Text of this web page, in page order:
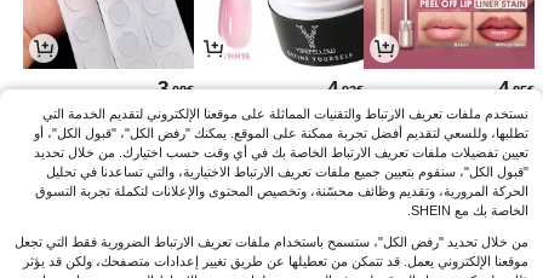
4.85€
4.93€
3.08€
نستخدم ملفات تعريف الارتباط والتقنيات المماثلة على موقعنا الإلكتروني لتقديم الخدمة التي
تطلبها، وللسعي لتقديم أفضل تجربة ممكنة على الموقع. يمكنك "رفض الكل"، "قبول الكل"، أو
تعيين تفضيلات ملفات تعريف الارتباط الخاصة بك في أي وقت حسب اختيارك. من خلال تحديد
"قبول الكل"، سنقوم بتعيين جميع ملفات تعريف الارتباط الاختيارية، والتي تساعدنا في تحليل
الحركة المرورية، وتقديم وظائف محسّنة، وتخصيص المحتوى والإعلانات لتكملة تجربة التسوق
الخاصة بك مع SHEIN.
من خلال تحديد "رفض الكل"، ستسمح باستخدام ملفات تعريف الارتباط الضرورية فقط التي تجعل
موقعنا الإلكتروني يعمل. قد تتمكن من تعطيلها عن طريق تغيير إعدادات متصفحك، ولكن قد يؤثر